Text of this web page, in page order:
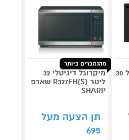
מיקרוגל משולב גריל 30
מהנמכרים ביותר
מיקרוגל דיגיטלי 32
ליטר R327FH(S) שארפ
SHARP
תן הצעה מעל
695